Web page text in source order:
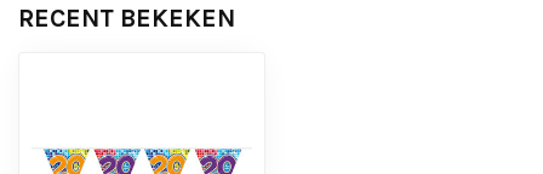
RECENT BEKEKEN